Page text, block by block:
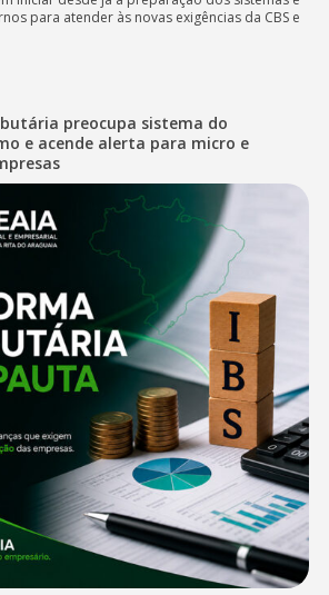
para atender às novas exigências da CBS e
preocupa sistema do
e acende alerta para micro e